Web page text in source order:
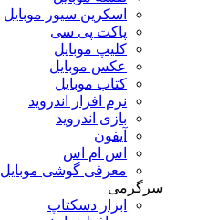
اسکرین سیور موبایل
پاکت پی سی
کلیپ موبایل
عکس موبایل
کتاب موبایل
نرم افزار اندروید
بازی اندروید
آیفون
اس ام اس
معرفی گوشی موبایل
سرگرمی
ابزار دسکتاپ